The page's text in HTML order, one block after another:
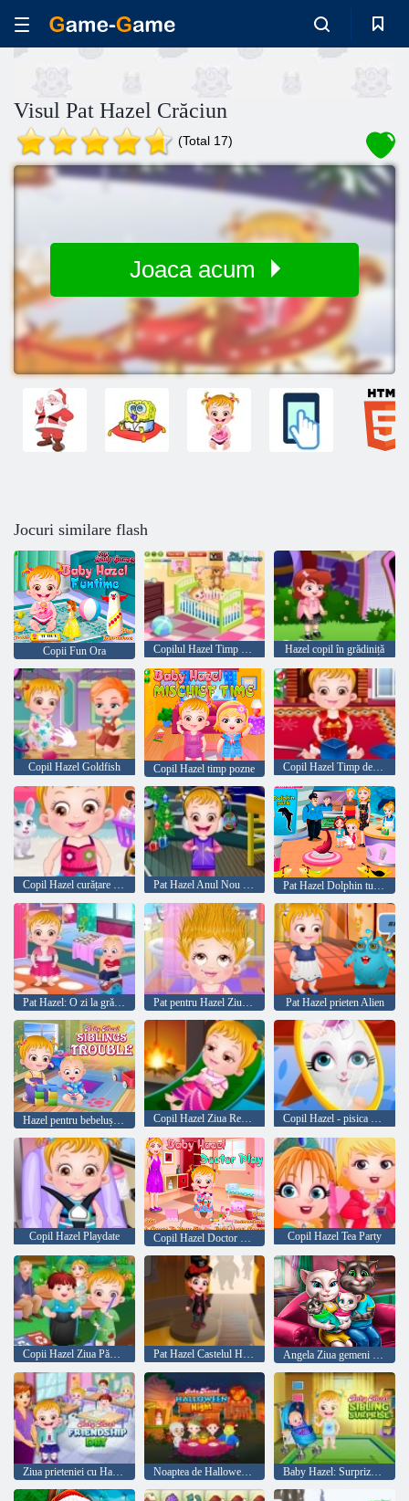
Visul Pat Hazel Crăciun
(Total 17)
Joaca acum
Jocuri similare flash
Copii Fun Ora Copilul Hazel Timp Periajul Hazel copil în grădiniță
Copil Hazel Goldfish Copil Hazel timp pozne Copil Hazel Timp de Crăciun
Copil Hazel curățare Timp Pat Hazel Anul Nou Bash Pat Hazel Dolphin turism
Pat Hazel: O zi la grădiniță Pat pentru Hazel Ziua părului Pat Hazel prieten Alien
Copil Hazel Ziua Recunoștinței Copil Hazel - pisica obraznic
Copil Hazel Playdate Copil Hazel Tea Party
Copii Hazel Ziua Pământului Pat Hazel Castelul Halloween Angela Ziua gemeni de familie
Ziua prieteniei cu Hazel pentru copii Noaptea de Halloween pentru Hazel Baby Baby Hazel: Surpriză Frate